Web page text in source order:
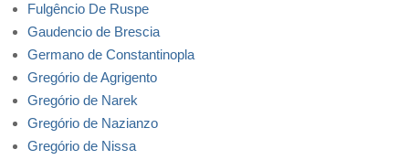
Fulgêncio De Ruspe
Gaudencio de Brescia
Germano de Constantinopla
Gregório de Agrigento
Gregório de Narek
Gregório de Nazianzo
Gregório de Nissa